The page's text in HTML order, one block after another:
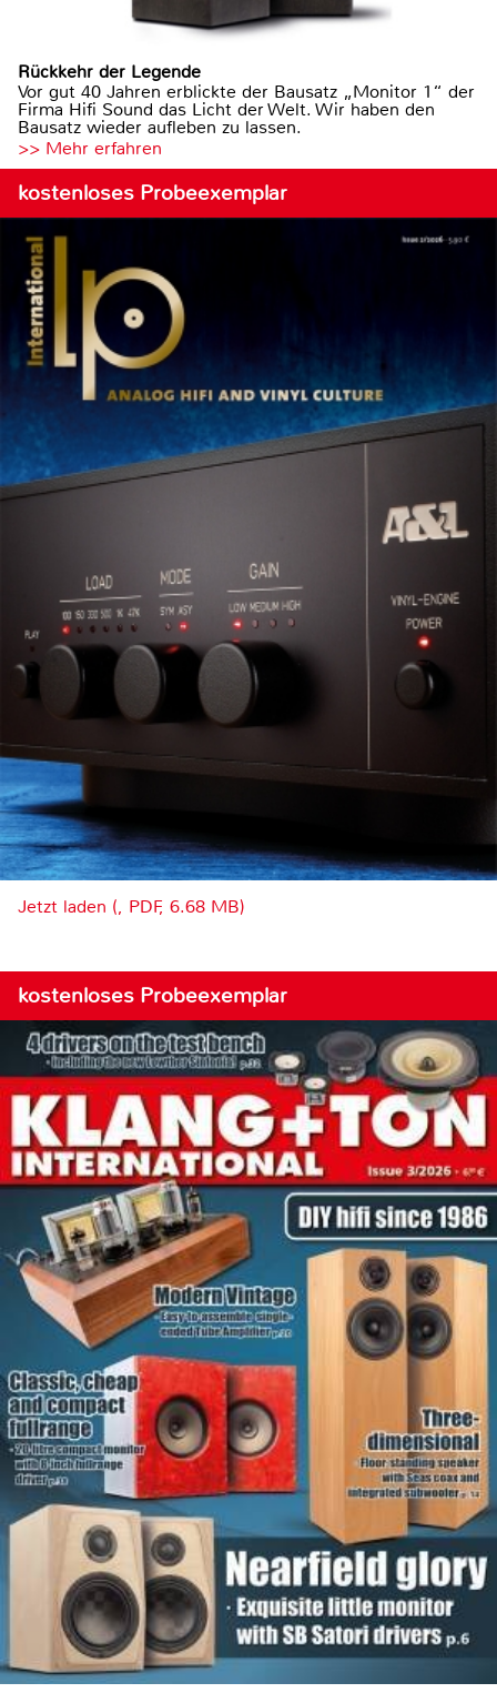
Rückkehr der Legende
Vor gut 40 Jahren erblickte der Bausatz „Monitor 1“ der
Firma Hifi Sound das Licht der Welt. Wir haben den
Bausatz wieder aufleben zu lassen.
>> Mehr erfahren
kostenloses Probeexemplar
Jetzt laden (, PDF, 6.68 MB)
kostenloses Probeexemplar